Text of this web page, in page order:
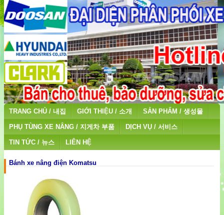
TRANG CHỦ / 내집 GIỚI THIỆU / 소개 SẢN PHẨM / 생성물
PHỤ TÙNG XE NÂNG / 지게차 부품 DỊCH VỤ / 서비스
TIN TỨC / 뉴스 LIÊN HỆ
Bánh xe nâng điện Komatsu